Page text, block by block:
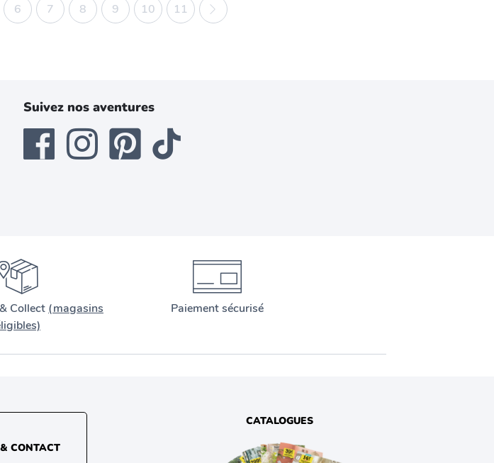
6 7 8 9 10 11
Suivez nos aventures
Collect (magasins
Paiement sécurisé
CONTACT
CATALOGUES